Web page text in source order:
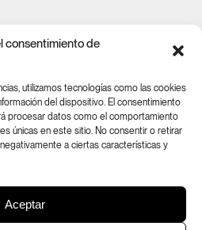
consentimiento de
utilizamos tecnologías como las cookies
del dispositivo. El consentimiento
procesar datos como el comportamiento
únicas en este sitio. No consentir o retirar
a ciertas características y
Aceptar